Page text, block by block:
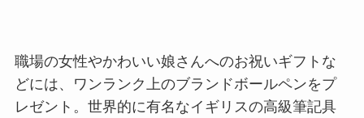
職場の女性やかわいい娘さんへのお祝いギフトな
どには、ワンランク上のブランドボールペンをプ
レゼント。世界的に有名なイギリスの高級筆記具